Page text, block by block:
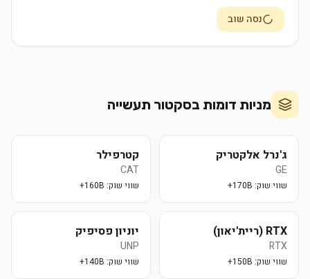
נסה שוב
מניות דומות בסקטור תעשייה
ג'נרל אלקטריק
GE
שווי שוק: 170B+
קטרפילר
CAT
שווי שוק: 160B+
RTX (ריית'יאון)
RTX
שווי שוק: 150B+
יוניון פסיפיק
UNP
שווי שוק: 140B+